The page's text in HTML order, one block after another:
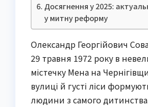
Досягнення у 2025:
у митну реформу
Олександр Георгійович
29 травня 1972 року в
містечку Мена на
вулиці й густі ліси
людини з самого